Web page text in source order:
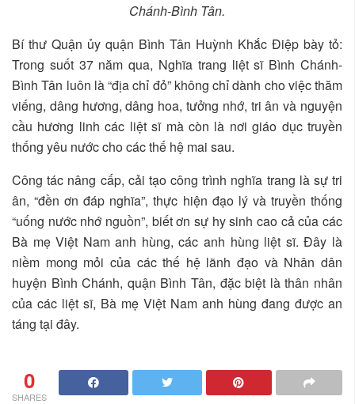
Chánh-Bình Tân.
Bí thư Quận ủy quận Bình Tân Huỳnh Khắc Điệp bày tỏ:
Trong suốt 37 năm qua, Nghĩa trang liệt sĩ Bình Chánh-
Bình Tân luôn là “địa chỉ đỏ” không chỉ dành cho việc thăm
viếng, dâng hương, dâng hoa, tưởng nhớ, tri ân và nguyện
cầu hương linh các liệt sĩ mà còn là nơi giáo dục truyền
thống yêu nước cho các thế hệ mai sau.
Công tác nâng cấp, cải tạo công trình nghĩa trang là sự tri
ân, “đền ơn đáp nghĩa”, thực hiện đạo lý và truyền thống
“uống nước nhớ nguồn”, biết ơn sự hy sinh cao cả của các
Bà mẹ Việt Nam anh hùng, các anh hùng liệt sĩ. Đây là
niềm mong mỏi của các thế hệ lãnh đạo và Nhân dân
huyện Bình Chánh, quận Bình Tân, đặc biệt là thân nhân
của các liệt sĩ, Bà mẹ Việt Nam anh hùng đang được an
táng tại đây.
0
SHARES